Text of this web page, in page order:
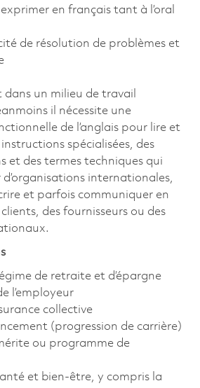
en français tant à l’oral
de résolution de problèmes et
dans un milieu de travail
il nécessite une
de l’anglais pour lire et
spécialisées, des
et des termes techniques qui
internationales,
et parfois communiquer en
des fournisseurs ou des
de retraite et d’épargne
l’employeur
collective
(progression de carrière)
ou programme de
et bien-être, y compris la